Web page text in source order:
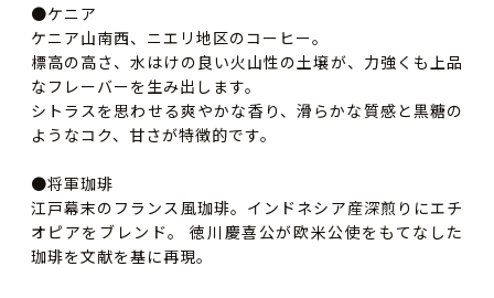
●ケニア
ケニア山南西、ニエリ地区のコーヒー。
標高の高さ、水はけの良い火山性の土壌が、力強くも上品
なフレーバーを生み出します。
シトラスを思わせる爽やかな香り、滑らかな質感と黒糖の
ようなコク、甘さが特徴的です。
●将軍珈琲
江戸幕末のフランス風珈琲。インドネシア産深煎りにエチ
オピアをブレンド。 徳川慶喜公が欧米公使をもてなした
珈琲を文献を基に再現。